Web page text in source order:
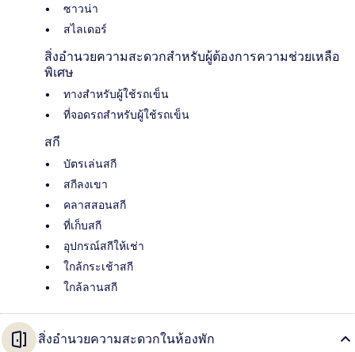
ซาวน่า
สไลเดอร์
สิ่งอำนวยความสะดวกสำหรับผู้ต้องการความช่วยเหลือ
พิเศษ
ทางสำหรับผู้ใช้รถเข็น
ที่จอดรถสำหรับผู้ใช้รถเข็น
สกี
บัตรเล่นสกี
สกีลงเขา
คลาสสอนสกี
ที่เก็บสกี
อุปกรณ์สกีให้เช่า
ใกล้กระเช้าสกี
ใกล้ลานสกี
สิ่งอำนวยความสะดวกในห้องพัก